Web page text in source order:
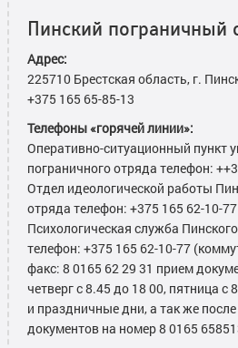
Пинский пограничный
Адрес:
225710 Брестская область, г.
+375 165 65-85-13
Телефоны «горячей линии»:
Оперативно-ситуационный пункт
пограничного отряда телефон:
Отдел идеологической работы
отряда телефон: +375 165 62-10-
Психологическая служба
телефон: +375 165 62-10-77
факс: 8 0165 62 29 31 прием
четверг с 8.45 до 18 00, пятница
и праздничные дни, а так же
документов на номер 8 0165